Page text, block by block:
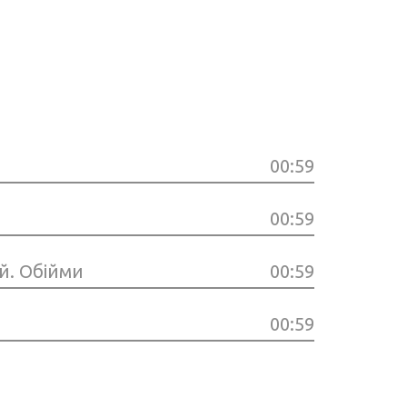
00:59
00:59
Обійми 00:59
00:59